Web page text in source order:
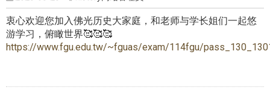
衷心欢迎您加入佛光历史大家庭，和老师与学长姐们一起悠
游学习，俯瞰世界🥰🥰🥰
https://www.fgu.edu.tw/~fguas/exam/114fgu/